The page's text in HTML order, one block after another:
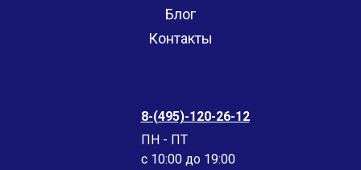
Блог
Контакты
8-(495)-120-26-12
ПН - ПТ
c 10:00 до 19:00